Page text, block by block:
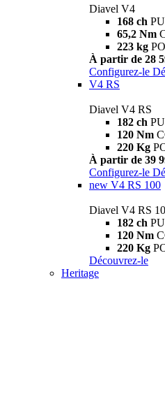
Diavel V4
168 ch
65,2 Nm
223 kg
À partir de 28
Configurez-le
V4 RS
Diavel V4 RS
182 ch
120 Nm
220 Kg
À partir de 39
Configurez-le
new V4 RS 100
Diavel V4 RS
182 ch
120 Nm
220 Kg
Découvrez-le
Heritage